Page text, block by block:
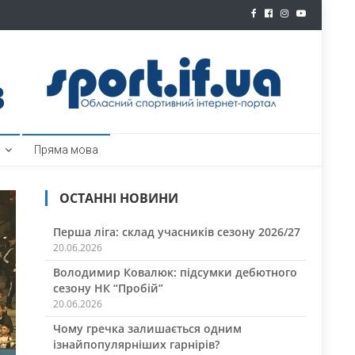
Пряма мова
ОСТАННІ НОВИНИ
Перша ліга: склад учасників сезону 2026/27
20.06.2026
Володимир Ковалюк: підсумки дебютного
сезону НК “Пробій”
20.06.2026
Чому гречка залишається одним
ізнайпопулярніших гарнірів?